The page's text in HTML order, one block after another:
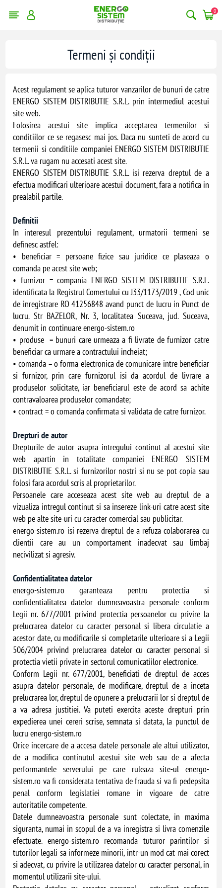
0
Termeni și condiții
Acest regulament se aplica tuturor vanzarilor de bunuri de catre
ENERGO SISTEM DISTRIBUTIE S.R.L. prin intermediul acestui
site web.
Folosirea acestui site implica acceptarea termenilor si
conditiilor ce se regasesc mai jos. Daca nu sunteti de acord cu
termenii si conditiile companiei ENERGO SISTEM DISTRIBUTIE
S.R.L. va rugam nu accesati acest site.
ENERGO SISTEM DISTRIBUTIE S.R.L. isi rezerva dreptul de a
efectua modificari ulterioare acestui document, fara a notifica in
prealabil partile.
Definitii
In interesul prezentului regulament, urmatorii termeni se
definesc astfel:
• beneficiar = persoane fizice sau juridice ce plaseaza o
comanda pe acest site web;
• furnizor = compania ENERGO SISTEM DISTRIBUTIE S.R.L.
identificata la Registrul Comertului cu J33/1173/2019 , Cod unic
de inregistrare RO 41256848 avand punct de lucru in Punct de
lucru. Str BAZELOR, Nr. 3, localitatea Suceava, jud. Suceava,
denumit in continuare energo-sistem.ro
• produse = bunuri care urmeaza a fi livrate de furnizor catre
beneficiar ca urmare a contractului incheiat;
• comanda = o forma electronica de comunicare intre beneficiar
si furnizor, prin care furnizorul isi da acordul de livrare a
produselor solicitate, iar beneficiarul este de acord sa achite
contravaloarea produselor comandate;
• contract = o comanda confirmata si validata de catre furnizor.
Drepturi de autor
Drepturile de autor asupra intregului continut al acestui site
web apartin in totalitate companiei ENERGO SISTEM
DISTRIBUTIE S.R.L. si furnizorilor nostri si nu se pot copia sau
folosi fara acordul scris al proprietarilor.
Persoanele care acceseaza acest site web au dreptul de a
vizualiza intregul continut si sa insereze link-uri catre acest site
web pe alte site-uri cu caracter comercial sau publicitar.
energo-sistem.ro isi rezerva dreptul de a refuza colaborarea cu
clientii care au un comportament inadecvat sau limbaj
necivilizat si agresiv.
Confidentialitatea datelor
energo-sistem.ro garanteaza pentru protectia si
confidentialitatea datelor dumneavoastra personale conform
Legii nr. 677/2001 privind protectia persoanelor cu privire la
prelucrarea datelor cu caracter personal si libera circulatie a
acestor date, cu modificarile si completarile ulterioare si a Legii
506/2004 privind prelucrarea datelor cu caracter personal si
protectia vietii private in sectorul comunicatiilor electronice.
Conform Legii nr. 677/2001, beneficiati de dreptul de acces
asupra datelor personale, de modificare, dreptul de a inceta
prelucrarea lor, dreptul de opunere a prelucrarii lor si dreptul de
a va adresa justitiei. Va puteti exercita aceste drepturi prin
expedierea unei cereri scrise, semnata si datata, la punctul de
lucru energo-sistem.ro
Orice incercare de a accesa datele personale ale altui utilizator,
de a modifica continutul acestui site web sau de a afecta
performantele serverului pe care ruleaza site-ul energo-
sistem.ro va fi considerata tentativa de frauda si va fi pedepsita
penal conform legislatiei romane in vigoare de catre
autoritatile competente.
Datele dumneavoastra personale sunt colectate, in maxima
siguranta, numai in scopul de a va inregistra si livra comenzile
efectuate. energo-sistem.ro recomanda tuturor parintilor si
tutorilor legali sa informeze minorii, intr-un mod cat mai corect
si adecvat, cu privire la utilizarea datelor cu caracter personal, in
momentul utilizarii site-ului.